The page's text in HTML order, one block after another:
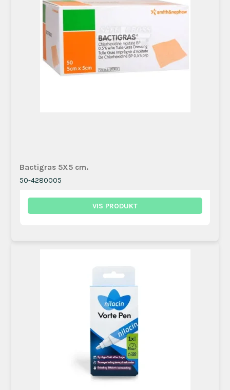
Bactigras 5X5 cm.
50-4280005
VIS PRODUKT